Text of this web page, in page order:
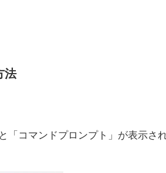
法
「コマンドプロンプト」が表示され